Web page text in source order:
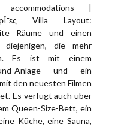
|
Villa Layout:
Räume und einen
diejenigen, die mehr
Es ist mit einem
Anlage und ein
den neuesten Filmen
Es verfügt auch über
Queen-Size-Bett, ein
Küche, eine Sauna,